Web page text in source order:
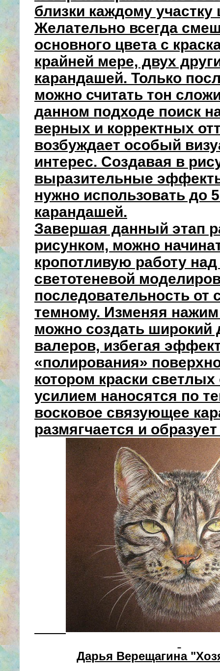
близки каждому участку
Желательно всегда
основного цвета с
крайней мере, двух
карандашей. Только
можно считать тон
данном подходе поиск
верных и корректных
возбуждает особый
интерес. Создавая в
выразительные
нужно использовать до
карандашей.
Завершая данный этап
рисунком, можно
кропотливую работу
светотеневой
последовательность от
темному. Изменяя
можно создать широкий
валеров, избегая
«полирования»
котором краски светлых
усилием наносятся по
восковое связующее
размягчается и
Дарья Верещагина